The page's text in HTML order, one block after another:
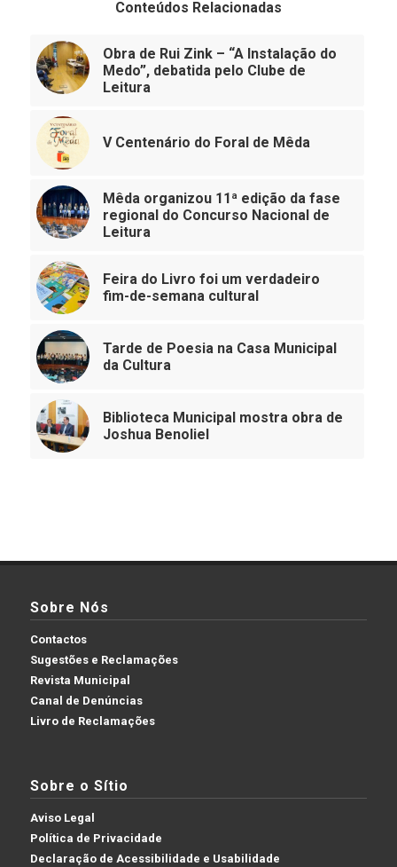
Conteúdos Relacionadas
Obra de Rui Zink – “A Instalação do
Medo”, debatida pelo Clube de
Leitura
V Centenário do Foral de Mêda
Mêda organizou 11ª edição da fase
regional do Concurso Nacional de
Leitura
Feira do Livro foi um verdadeiro
fim-de-semana cultural
Tarde de Poesia na Casa Municipal
da Cultura
Biblioteca Municipal mostra obra de
Joshua Benoliel
Sobre Nós
Contactos
Sugestões e Reclamações
Revista Municipal
Canal de Denúncias
Livro de Reclamações
Sobre o Sítio
Aviso Legal
Política de Privacidade
Declaração de Acessibilidade e Usabilidade